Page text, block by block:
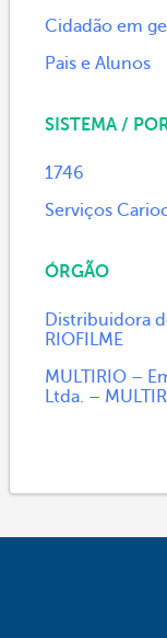
Cidadão em
Pais e Alunos
SISTEMA /
1746
Serviços
ÓRGÃO
Distribuidora
RIOFILME
MULTIRIO –
Ltda. –